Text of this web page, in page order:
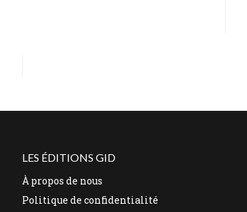
LES ÉDITIONS GID
À propos de nous
Politique de confidentialité